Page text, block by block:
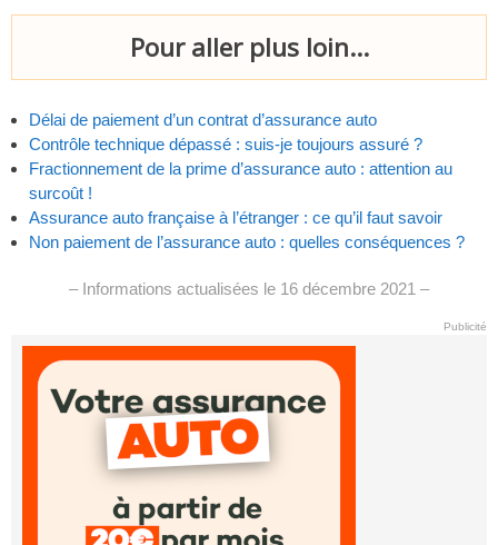
Pour aller plus loin...
Délai de paiement d’un contrat d’assurance auto
Contrôle technique dépassé : suis-je toujours assuré ?
Fractionnement de la prime d’assurance auto : attention au
surcoût !
Assurance auto française à l’étranger : ce qu’il faut savoir
Non paiement de l’assurance auto : quelles conséquences ?
– Informations actualisées le 16 décembre 2021 –
Publicité